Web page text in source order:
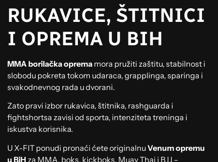
RUKAVICE, ŠTITNICI
I OPREMA U BIH
MMA borilačka oprema mora pružiti zaštitu, stabilnost i
slobodu pokreta tokom udaraca, grapplinga, sparinga i
svakodnevnog rada u dvorani.
Zato pravi izbor rukavica, štitnika, rashguarda i
fightshortsa zavisi od sporta, intenziteta treninga i
iskustva korisnika.
U X-FIT ponudi pronaći ćete originalnuVenum opremu
u BiH za MMA, boks, kickboks, Muay Thai i BJJ –